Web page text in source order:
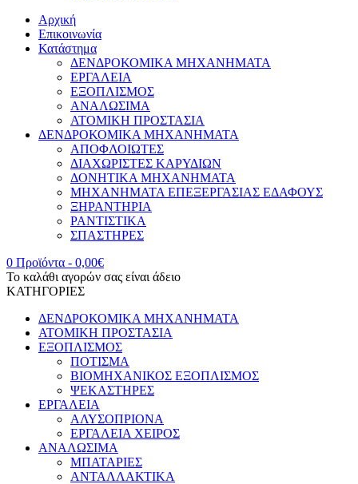
Αρχική
Επικοινωνία
Κατάστημα
ΔΕΝΔΡΟΚΟΜΙΚΑ ΜΗΧΑΝΗΜΑΤΑ
ΕΡΓΑΛΕΙΑ
ΕΞΟΠΛΙΣΜΟΣ
ΑΝΑΛΩΣΙΜΑ
ΑΤΟΜΙΚΗ ΠΡΟΣΤΑΣΙΑ
ΔΕΝΔΡΟΚΟΜΙΚΑ ΜΗΧΑΝΗΜΑΤΑ
ΑΠΟΦΛΟΙΩΤΕΣ
ΔΙΑΧΩΡΙΣΤΕΣ ΚΑΡΥΔΙΩΝ
ΔΟΝΗΤΙΚΑ ΜΗΧΑΝΗΜΑΤΑ
ΜΗΧΑΝΗΜΑΤΑ ΕΠΕΞΕΡΓΑΣΙΑΣ ΕΔΑΦΟΥΣ
ΞΗΡΑΝΤΗΡΙΑ
ΡΑΝΤΙΣΤΙΚΑ
ΣΠΑΣΤΗΡΕΣ
0 Προϊόντα - 0,00€
Το καλάθι αγορών σας είναι άδειο
ΚΑΤΗΓΟΡΙΕΣ
ΔΕΝΔΡΟΚΟΜΙΚΑ ΜΗΧΑΝΗΜΑΤΑ
ΑΤΟΜΙΚΗ ΠΡΟΣΤΑΣΙΑ
ΕΞΟΠΛΙΣΜΟΣ
ΠΟΤΙΣΜΑ
ΒΙΟΜΗΧΑΝΙΚΟΣ ΕΞΟΠΛΙΣΜΟΣ
ΨΕΚΑΣΤΗΡΕΣ
ΕΡΓΑΛΕΙΑ
ΑΛΥΣΟΠΡΙΟΝΑ
ΕΡΓΑΛΕΙΑ ΧΕΙΡΟΣ
ΑΝΑΛΩΣΙΜΑ
ΜΠΑΤΑΡΙΕΣ
ΑΝΤΑΛΛΑΚΤΙΚΑ